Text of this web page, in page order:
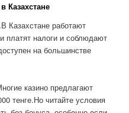
Казахстане
Казахстане работают
платят налоги и соблюдают
на большинстве
казино предлагают
тенге.Но читайте условия